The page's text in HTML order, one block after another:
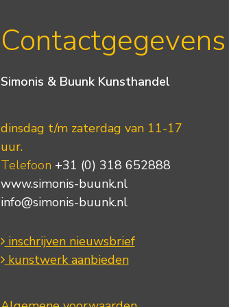
Contactgegevens
Simonis & Buunk Kunsthandel
dinsdag t/m zaterdag van 11-17
uur.
Telefoon +31 (0) 318 652888
www.simonis-buunk.nl
info@simonis-buunk.nl
inschrijven nieuwsbrief
kunstwerk aanbieden